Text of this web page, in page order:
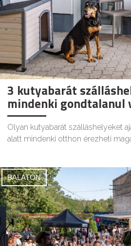
3 kutyabarát
mindenki gondtalanul
Olyan kutyabarát szálláshelyeket
alatt mindenki otthon érezheti
BALATON